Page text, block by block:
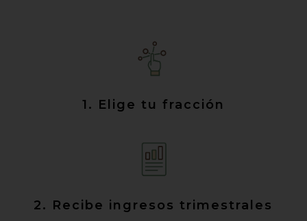
1. Elige tu fracción
2. Recibe ingresos trimestrales